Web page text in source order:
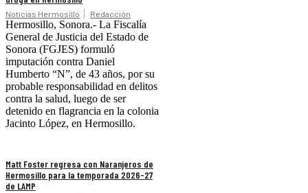
Noticias Hermosillo Redacción
Hermosillo, Sonora.- La Fiscalía
General de Justicia del Estado de
Sonora (FGJES) formuló
imputación contra Daniel
Humberto “N”, de 43 años, por su
probable responsabilidad en delitos
contra la salud, luego de ser
detenido en flagrancia en la colonia
Jacinto López, en Hermosillo.
Matt Foster regresa con Naranjeros de
Hermosillo para la temporada 2026-27
de LAMP